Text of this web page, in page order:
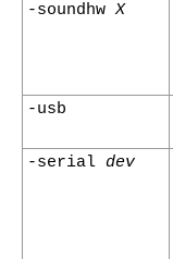
-soundhwX
-usb
-serial dev